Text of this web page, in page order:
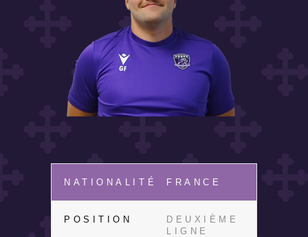
NATIONALITÉ FRANCE
POSITION
DEUXIÈME
LIGNE